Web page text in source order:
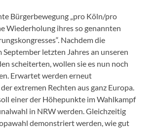
Bürgerbewegung „pro Köln/pro
Wiederholung ihres so genannten
Nachdem die
September letzten Jahres an unseren
scheiterten, wollen sie es nun noch
Erwartet werden erneut
extremen Rechten aus ganz Europa.
einer der Höhepunkte im Wahlkampf
in NRW werden. Gleichzeitig
demonstriert werden, wie gut